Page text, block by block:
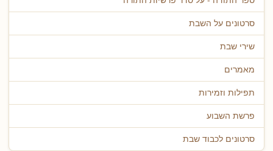
סרטונים על השבת
שירי שבת
מאמרים
תפילות וזמירות
פרשת השבוע
סרטונים לכבוד שבת